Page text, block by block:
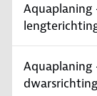
Aquaplaning
Aquaplaning
dwarsrichting